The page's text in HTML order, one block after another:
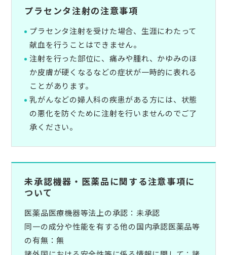
プラセンタ注射の注意事項
プラセンタ注射を受けた場合、生涯にわたって
献血を行うことはできません。
注射を行った部位に、痛みや腫れ、かゆみのほ
か皮膚が硬くなるなどの症状が一時的に表れる
ことがあります。
乳がんなどの婦人科の疾患がある方には、状態
の悪化を防ぐために注射を行いませんのでご了
承ください。
未承認機器・医薬品に関する注意事項に
ついて
医薬品医療機器等法上の承認：未承認
同一の成分や性能を有する他の国内承認医薬品等
の有無：無